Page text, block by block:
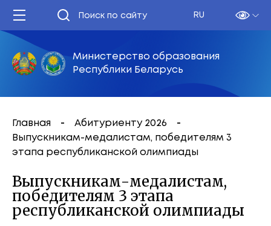
RU
Министерство образования
Республики Беларусь
Главная
Абитуриенту 2026
Выпускникам-медалистам, победителям 3
этапа республиканской олимпиады
Выпускникам-медалистам,
победителям 3 этапа
республиканской олимпиады